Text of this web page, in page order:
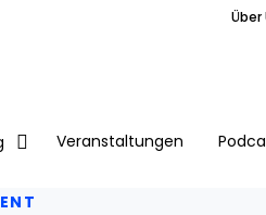
Über
Veranstaltungen